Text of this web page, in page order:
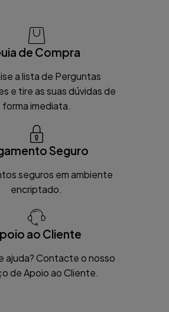
de Compra
a lista de Perguntas
e tire as suas dúvidas de
forma imediata.
Seguro
seguros em ambiente
encriptado.
ao Cliente
ajuda? Contacte o nosso
de Apoio ao Cliente.